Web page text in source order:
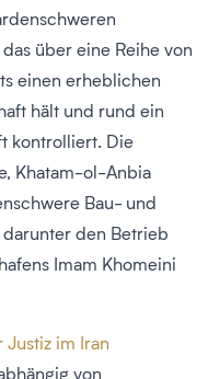
über eine Reihe von
einen erheblichen
hält und rund ein
kontrolliert. Die
Khatam-ol-Anbia
Bau- und
den Betrieb
Imam Khomeini
im Iran
von